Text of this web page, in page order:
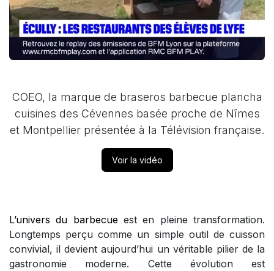
COEO, la marque de braseros barbecue plancha
cuisines des Cévennes basée proche de Nîmes
et Montpellier présentée à la Télévision française.
Voir la vidéo
L’univers du barbecueest en pleine transformation.
Longtemps perçu comme un simple outil de cuisson
convivial, il devient aujourd’hui un véritable pilier de la
gastronomie moderne. Cette évolution est